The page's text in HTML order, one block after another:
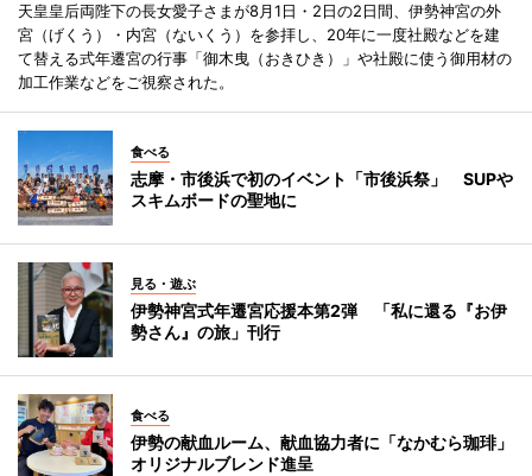
天皇皇后両陛下の長女愛子さまが8月1日・2日の2日間、伊勢神宮の外
宮（げくう）・内宮（ないくう）を参拝し、20年に一度社殿などを建
て替える式年遷宮の行事「御木曳（おきひき）」や社殿に使う御用材の
加工作業などをご視察された。
食べる
志摩・市後浜で初のイベント「市後浜祭」 SUPや
スキムボードの聖地に
見る・遊ぶ
伊勢神宮式年遷宮応援本第2弾 「私に還る『お伊
勢さん』の旅」刊行
食べる
伊勢の献血ルーム、献血協力者に「なかむら珈琲」
オリジナルブレンド進呈